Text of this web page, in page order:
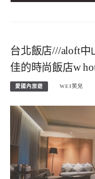
台北飯店///aloft
佳的時尚飯店w
愛國內旅遊 WEI笑兒